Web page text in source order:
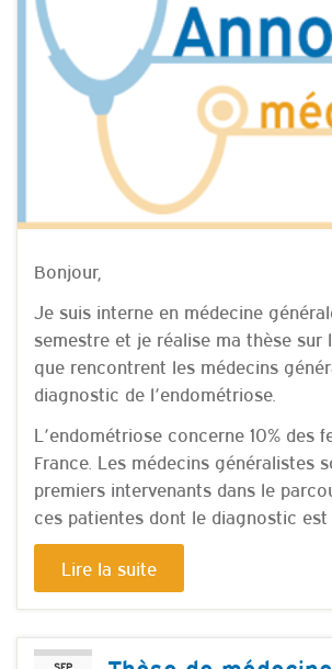
Bonjour,
Je suis interne en médecine
semestre et je réalise ma thèse sur
que rencontrent les médecins
diagnostic de l’endométriose.
L’endométriose concerne 10% des
France. Les médecins généralistes
premiers intervenants dans le
ces patientes dont le diagnostic est
Lire la suite
SEP